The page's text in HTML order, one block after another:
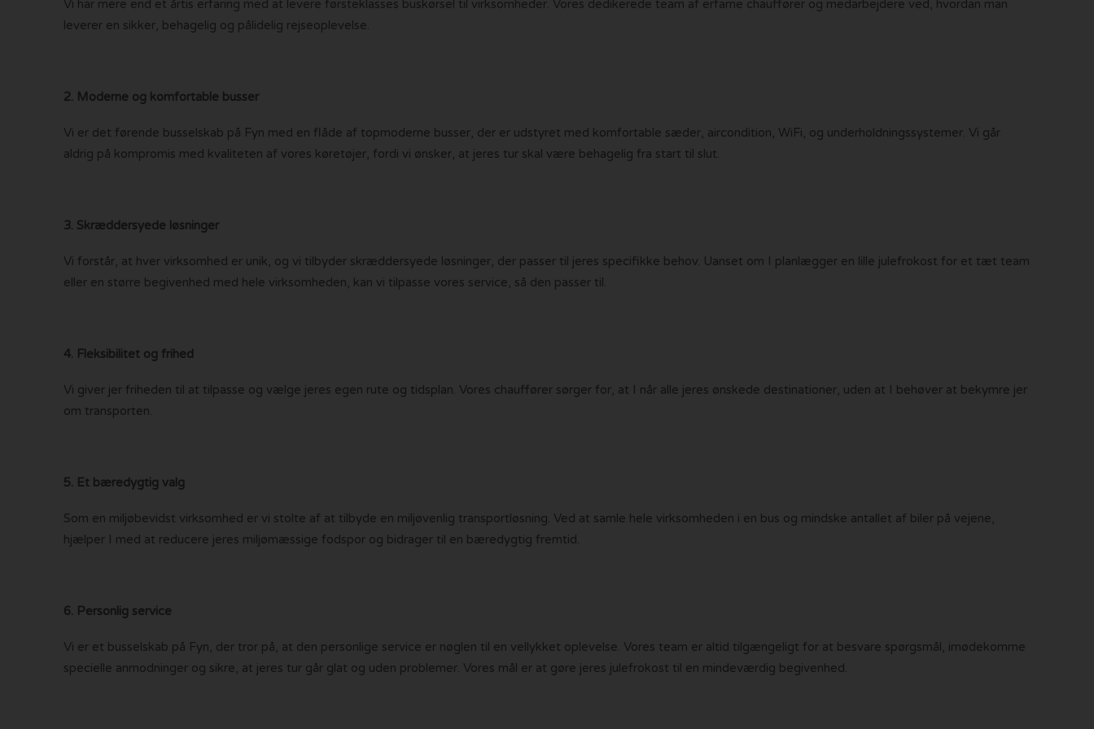
Vi har mere end et årtis erfaring med at levere førsteklasses buskørsel til virksomheder. Vores dedikerede team af erfarne chauffører og medarbejdere ved, hvordan man
leverer en sikker, behagelig og pålidelig rejseoplevelse.
2. Moderne og komfortable busser
Vi er det førende busselskab på Fyn med en flåde af topmoderne busser, der er udstyret med komfortable sæder, aircondition, WiFi, og underholdningssystemer. Vi går
aldrig på kompromis med kvaliteten af vores køretøjer, fordi vi ønsker, at jeres tur skal være behagelig fra start til slut.
3. Skræddersyede løsninger
Vi forstår, at hver virksomhed er unik, og vi tilbyder skræddersyede løsninger, der passer til jeres specifikke behov. Uanset om I planlægger en lille julefrokost for et tæt team
eller en større begivenhed med hele virksomheden, kan vi tilpasse vores service, så den passer til.
4. Fleksibilitet og frihed
Vi giver jer friheden til at tilpasse og vælge jeres egen rute og tidsplan. Vores chauffører sørger for, at I når alle jeres ønskede destinationer, uden at I behøver at bekymre jer
om transporten.
5. Et bæredygtig valg
Som en miljøbevidst virksomhed er vi stolte af at tilbyde en miljøvenlig transportløsning. Ved at samle hele virksomheden i en bus og mindske antallet af biler på vejene,
hjælper I med at reducere jeres miljømæssige fodspor og bidrager til en bæredygtig fremtid.
6. Personlig service
Vi er et busselskab på Fyn, der tror på, at den personlige service er nøglen til en vellykket oplevelse. Vores team er altid tilgængeligt for at besvare spørgsmål, imødekomme
specielle anmodninger og sikre, at jeres tur går glat og uden problemer. Vores mål er at gøre jeres julefrokost til en mindeværdig begivenhed.